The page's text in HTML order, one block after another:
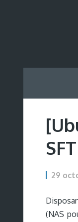
29
(NAS